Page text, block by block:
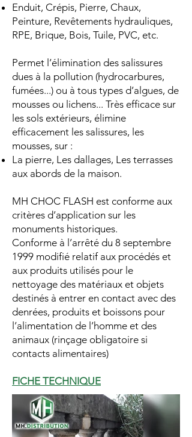
Enduit, Crépis, Pierre, Chaux,
Peinture, Revêtements hydrauliques,
RPE, Brique, Bois, Tuile, PVC, etc.
Permet l’élimination des salissures
dues à la pollution (hydrocarbures,
fumées...) ou à tous types d’algues, de
mousses ou lichens... Très efficace sur
les sols extérieurs, élimine
efficacement les salissures, les
mousses, sur :
La pierre, Les dallages, Les terrasses
aux abords de la maison.
MH CHOC FLASH est conforme aux
critères d’application sur les
monuments historiques.
Conforme à l’arrêté du 8 septembre
1999 modifié relatif aux procédés et
aux produits utilisés pour le
nettoyage des matériaux et objets
destinés à entrer en contact avec des
denrées, produits et boissons pour
l’alimentation de l’homme et des
animaux (rinçage obligatoire si
contacts alimentaires)
FICHE TECHNIQUE